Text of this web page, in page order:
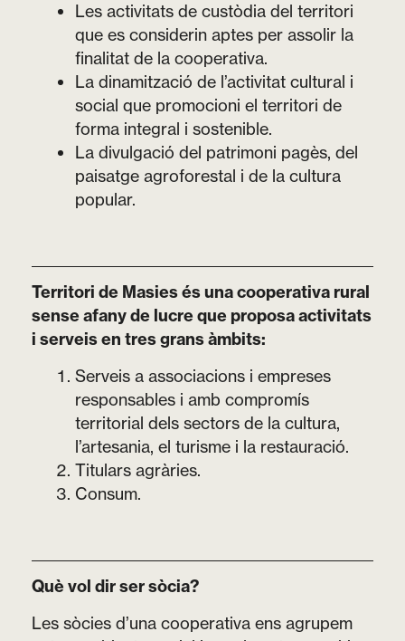
Les activitats de custòdia del territori
que es considerin aptes per assolir la
finalitat de la cooperativa.
La dinamització de l’activitat cultural i
social que promocioni el territori de
forma integral i sostenible.
La divulgació del patrimoni pagès, del
paisatge agroforestal i de la cultura
popular.
Territori de Masies és una cooperativa rural
sense afany de lucre que proposa activitats
i serveis en tres grans àmbits:
Serveis a associacions i empreses
responsables i amb compromís
territorial dels sectors de la cultura,
l’artesania, el turisme i la restauració.
Titulars agràries.
Consum.
Què vol dir ser sòcia?
Les sòcies d’una cooperativa ens agrupem